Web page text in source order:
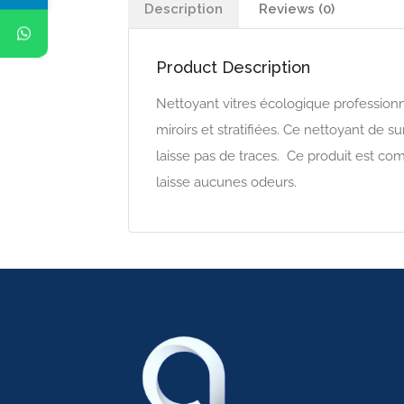
Description Reviews (0)
Product Description
Nettoyant vitres écologique
miroirs et stratifiées. Ce nettoyant de
laisse pas de traces. Ce produit est
laisse aucunes odeurs.